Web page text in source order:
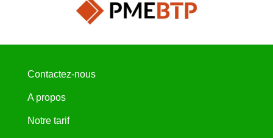
Contactez-nous
A propos
Notre tarif